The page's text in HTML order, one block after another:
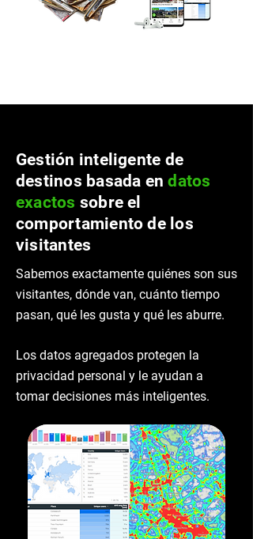
Gestión inteligente de
destinos basada endatos
exactos sobre el
comportamiento de los
visitantes
Sabemos exactamente quiénes son sus
visitantes, dónde van, cuánto tiempo
pasan, qué les gusta y qué les aburre.
Los datos agregados protegen la
privacidad personal y le ayudan a
tomar decisiones más inteligentes.